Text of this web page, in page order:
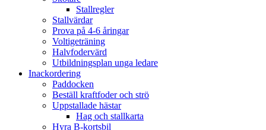
Stallregler
Stallvärdar
Prova på 4-6 åringar
Voltigeträning
Halvfodervärd
Utbildningsplan unga ledare
Inackordering
Paddocken
Beställ kraftfoder och strö
Uppstallade hästar
Hag och stallkarta
Hyra B-kortsbil